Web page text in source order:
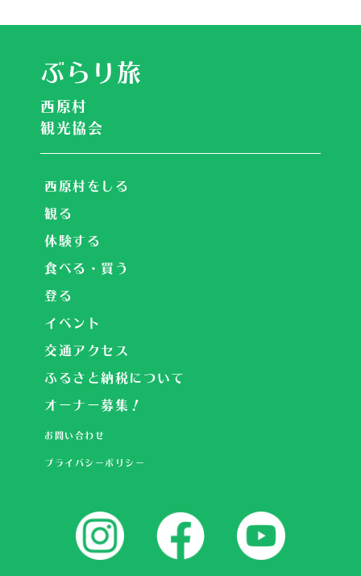
ぶらり旅
西原村
観光協会
西原村をしる
観る
体験する
食べる・買う
登る
イベント
交通アクセス
ふるさと納税について
オーナー募集！
お問い合わせ
プライバシーポリシー